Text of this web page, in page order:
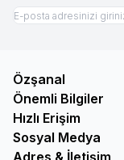
Özşanal
Önemli Bilgiler
Hızlı Erişim
Sosyal Medya